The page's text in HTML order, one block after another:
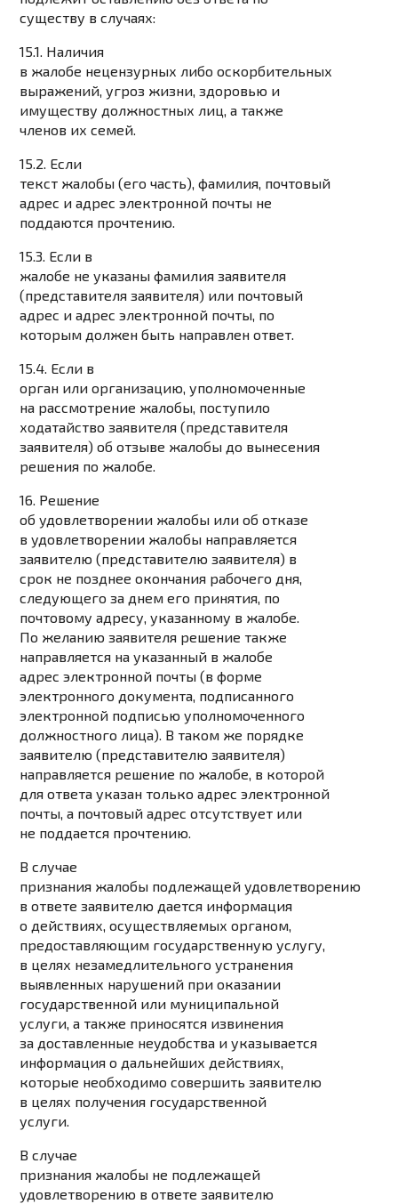
существу в случаях:
15.1. Наличия
в жалобе нецензурных либо оскорбительных
выражений, угроз жизни, здоровью и
имуществу должностных лиц, а также
членов их семей.
15.2. Если
текст жалобы (его часть), фамилия, почтовый
адрес и адрес электронной почты не
поддаются прочтению.
15.3. Если в
жалобе не указаны фамилия заявителя
(представителя заявителя) или почтовый
адрес и адрес электронной почты, по
которым должен быть направлен ответ.
15.4. Если в
орган или организацию, уполномоченные
на рассмотрение жалобы, поступило
ходатайство заявителя (представителя
заявителя) об отзыве жалобы до вынесения
решения по жалобе.
16. Решение
об удовлетворении жалобы или об отказе
в удовлетворении жалобы направляется
заявителю (представителю заявителя) в
срок не позднее окончания рабочего дня,
следующего за днем его принятия, по
почтовому адресу, указанному в жалобе.
По желанию заявителя решение также
направляется на указанный в жалобе
адрес электронной почты (в форме
электронного документа, подписанного
электронной подписью уполномоченного
должностного лица). В таком же порядке
заявителю (представителю заявителя)
направляется решение по жалобе, в которой
для ответа указан только адрес электронной
почты, а почтовый адрес отсутствует или
не поддается прочтению.
В случае
признания жалобы подлежащей удовлетворению
в ответе заявителю дается информация
о действиях, осуществляемых органом,
предоставляющим государственную услугу,
в целях незамедлительного устранения
выявленных нарушений при оказании
государственной или муниципальной
услуги, а также приносятся извинения
за доставленные неудобства и указывается
информация о дальнейших действиях,
которые необходимо совершить заявителю
в целях получения государственной
услуги.
В случае
признания жалобы не подлежащей
удовлетворению в ответе заявителю